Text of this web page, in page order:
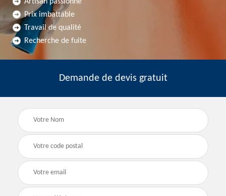
Prix imbattable
Travail de qualité
Recherche de fuite
Demande de devis gratuit